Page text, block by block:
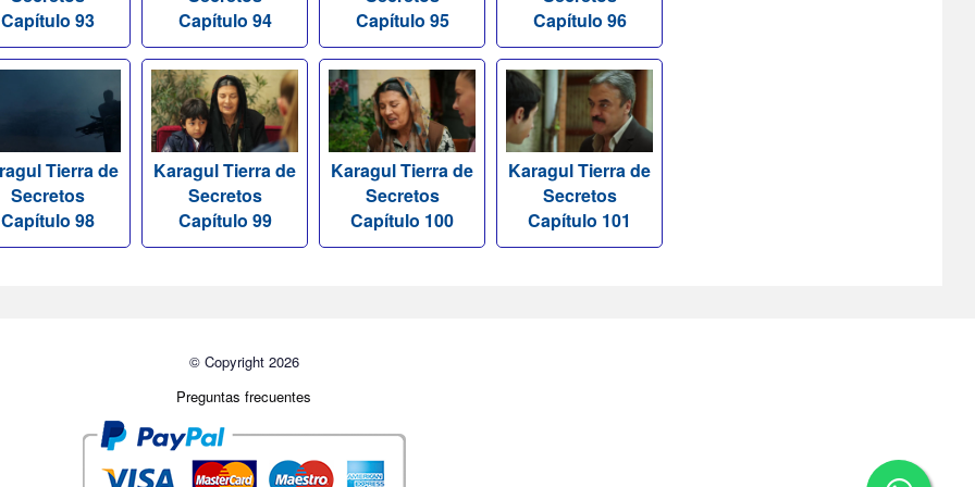
Capítulo 93
Capítulo 94
Capítulo 95
Capítulo 96
Tierra de
Secretos
Capítulo 98
Karagul Tierra de
Secretos
Capítulo 99
Karagul Tierra de
Secretos
Capítulo 100
Karagul Tierra de
Secretos
Capítulo 101
© Copyright 2026
Preguntas frecuentes